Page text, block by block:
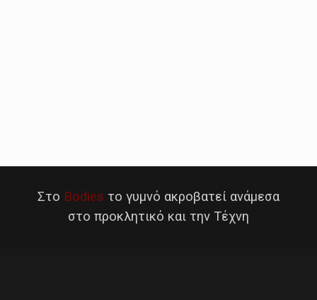
Στο Bodies το γυμνό ακροβατεί ανάμεσα
στο προκλητικό και την Τέχνη